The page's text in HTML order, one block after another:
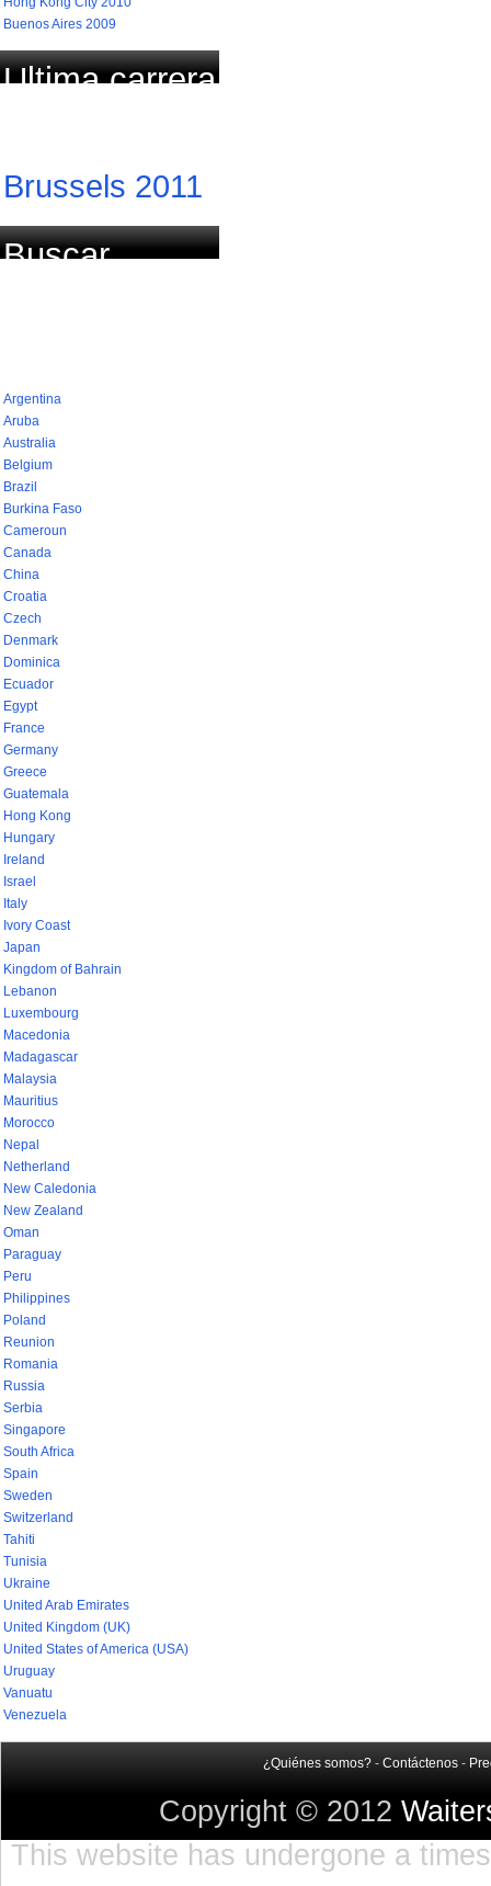
Buenos Aires 2009
Ultima carrera
Brussels 2011
Buscar
Argentina
Aruba
Australia
Belgium
Brazil
Burkina Faso
Cameroun
Canada
China
Croatia
Czech
Denmark
Dominica
Ecuador
Egypt
France
Germany
Greece
Guatemala
Hong Kong
Hungary
Ireland
Israel
Italy
Ivory Coast
Japan
Kingdom of Bahrain
Lebanon
Luxembourg
Macedonia
Madagascar
Malaysia
Mauritius
Morocco
Nepal
Netherland
New Caledonia
New Zealand
Oman
Paraguay
Peru
Philippines
Poland
Reunion
Romania
Russia
Serbia
Singapore
South Africa
Spain
Sweden
Switzerland
Tahiti
Tunisia
Ukraine
United Arab Emirates
United Kingdom (UK)
United States of America (USA)
Uruguay
Vanuatu
Venezuela
¿Quiénes somos? - Contáctenos -
Copyright © 2012
This website has undergone a